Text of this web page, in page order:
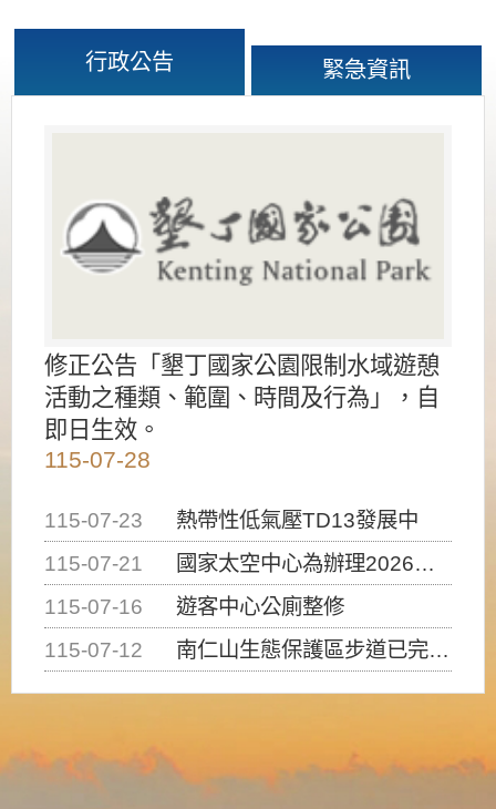
行政公告 緊急資訊
修正公告「墾丁國家公園限制水域遊憩
活動之種類、範圍、時間及行為」，自
即日生效。
115-07-28
115-07-23
熱帶性低氣壓TD13發展中
115-07-21
國家太空中心為辦理2026台灣盃火箭競賽，陸、海、空域警戒及協調相關事宜，因颱風備案事宜
115-07-16
遊客中心公廁整修
115-07-12
南仁山生態保護區步道已完成修復，自115年7月13日（星期一）起恢復開放入園，歡迎民眾依規定申請入園....